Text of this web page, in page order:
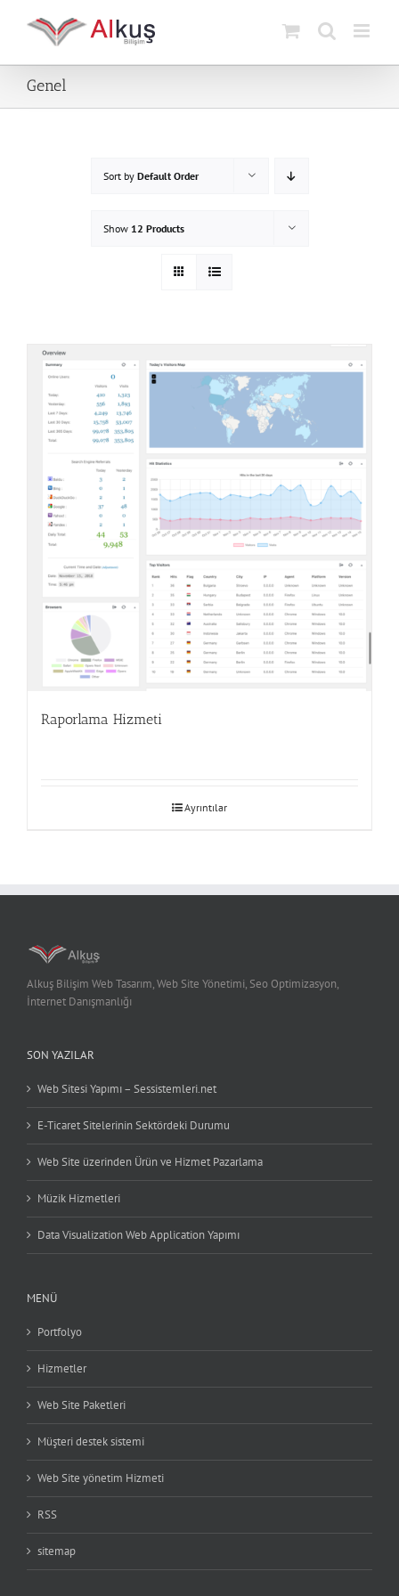
Genel
Sort by Default Order
Show 12 Products
Raporlama Hizmeti
Ayrıntılar
Alkuş Bilişim Web Tasarım, Web Site Yönetimi, Seo Optimizasyon,
İnternet Danışmanlığı
SON YAZILAR
Web Sitesi Yapımı – Sessistemleri.net
E-Ticaret Sitelerinin Sektördeki Durumu
Web Site üzerinden Ürün ve Hizmet Pazarlama
Müzik Hizmetleri
Data Visualization Web Application Yapımı
MENÜ
Portfolyo
Hizmetler
Web Site Paketleri
Müşteri destek sistemi
Web Site yönetim Hizmeti
RSS
sitemap